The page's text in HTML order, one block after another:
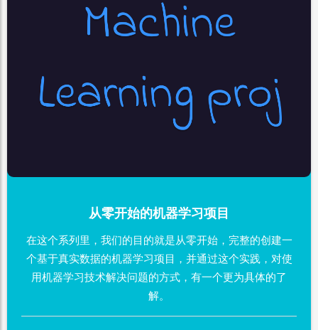
从零开始的机器学习项目
在这个系列里，我们的目的就是从零开始，完整的创建一
个基于真实数据的机器学习项目，并通过这个实践，对使
用机器学习技术解决问题的方式，有一个更为具体的了
解。